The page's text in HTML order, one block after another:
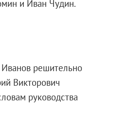
и Иван Чудин.
Иванов решительно
Викторович
руководства